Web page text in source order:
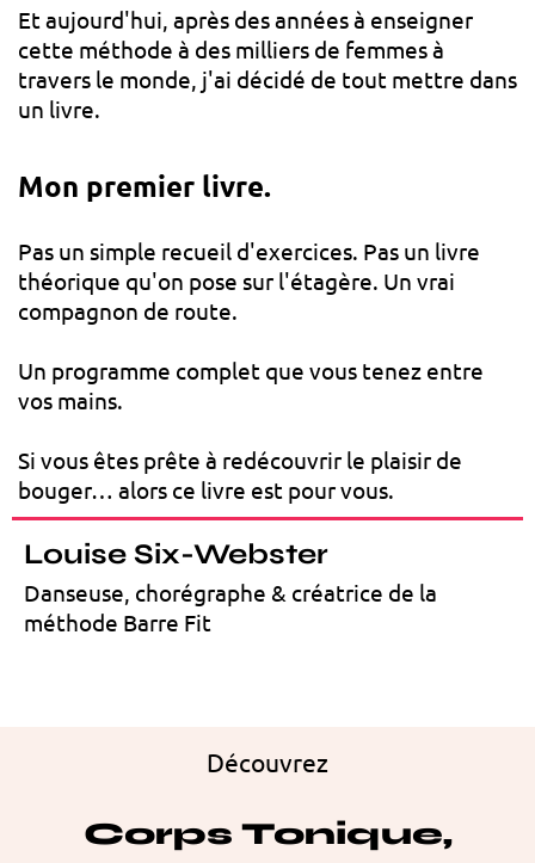
Et aujourd'hui, après des années à enseigner
cette méthode à des milliers de femmes à
travers le monde, j'ai décidé de tout mettre dans
un livre.
Mon premier livre.
Pas un simple recueil d'exercices. Pas un livre
théorique qu'on pose sur l'étagère. Un vrai
compagnon de route.
Un programme complet que vous tenez entre
vos mains.
Si vous êtes prête à redécouvrir le plaisir de
bouger… alors ce livre est pour vous.
Louise Six-Webster
Danseuse, chorégraphe & créatrice de la
méthode Barre Fit
Découvrez
Corps Tonique,